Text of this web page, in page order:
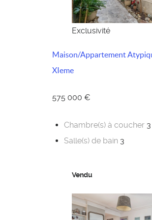
Exclusivité
Maison/Appartement
XIeme
575 000 €
Chambre(s) à coucher 3
Salle(s) de bain 3
Vendu